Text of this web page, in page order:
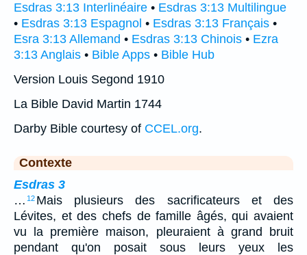
Esdras 3:13 Interlinéaire • Esdras 3:13 Multilingue
• Esdras 3:13 Espagnol • Esdras 3:13 Français •
Esra 3:13 Allemand • Esdras 3:13 Chinois • Ezra
3:13 Anglais • Bible Apps • Bible Hub
Version Louis Segond 1910
La Bible David Martin 1744
Darby Bible courtesy of CCEL.org.
Contexte
Esdras 3
… 12 Mais plusieurs des sacrificateurs et des
Lévites, et des chefs de famille âgés, qui avaient
vu la première maison, pleuraient à grand bruit
pendant qu'on posait sous leurs yeux les